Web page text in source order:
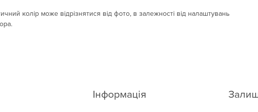
колір може відрізнятися від фото, в залежності від налаштувань
Інформація